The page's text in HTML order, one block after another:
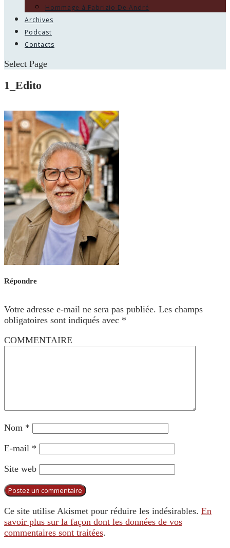
Hommage à Fabrizio De André
Archives
Podcast
Contacts
Select Page
1_Edito
Répondre
Votre adresse e-mail ne sera pas publiée. Les champs
obligatoires sont indiqués avec *
COMMENTAIRE
Nom *
E-mail *
Site web
Ce site utilise Akismet pour réduire les indésirables. En
savoir plus sur la façon dont les données de vos
commentaires sont traitées.